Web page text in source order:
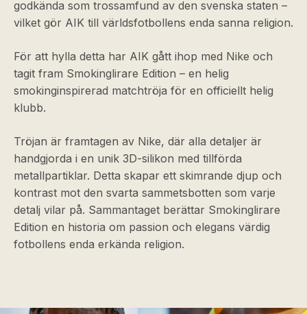
godkända som trossamfund av den svenska staten –
vilket gör AIK till världsfotbollens enda sanna religion.
För att hylla detta har AIK gått ihop med Nike och
tagit fram Smokinglirare Edition – en helig
smokinginspirerad matchtröja för en officiellt helig
klubb.
Tröjan är framtagen av Nike, där alla detaljer är
handgjorda i en unik 3D-silikon med tillförda
metallpartiklar. Detta skapar ett skimrande djup och
kontrast mot den svarta sammetsbotten som varje
detalj vilar på. Sammantaget berättar Smokinglirare
Edition en historia om passion och elegans värdig
fotbollens enda erkända religion.